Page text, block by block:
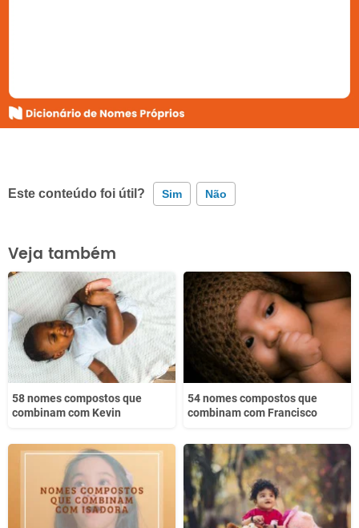
Este conteúdo foi útil? Sim Não
Este conteúdo contém informação incorreta
Este conteúdo não tem a informação que procuro
Outro
Veja também
58 nomes compostos que
combinam com Kevin
54 nomes compostos que
combinam com Francisco